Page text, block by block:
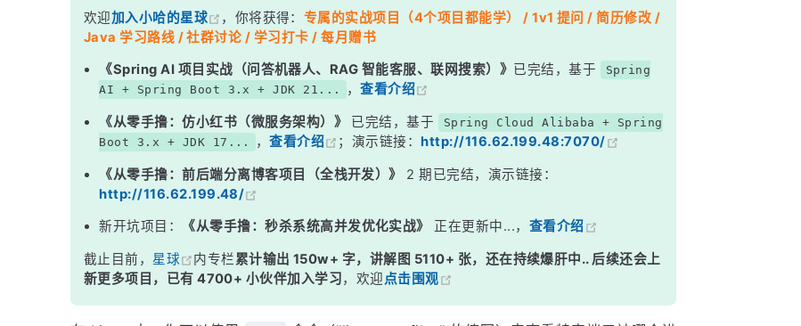
注意事项：
欢迎加入小哈的星球 ，你将获得： 专属的实战项目（4个项目都能学） / 1v1 提问 / 简历修改 /
Java 学习路线 / 社群讨论 / 学习打卡 / 每月赠书
《Spring AI 项目实战（问答机器人、RAG 智能客服、联网搜索）》 已完结，基于
Spring
AI + Spring Boot 3.x + JDK 21...
，查看介绍
《从零手撸：仿小红书（微服务架构）》 已完结，基于
Spring Cloud Alibaba + Spring
Boot 3.x + JDK 17...
，查看介绍 ；演示链接：http://116.62.199.48:7070/
《从零手撸：前后端分离博客项目（全栈开发）》
2 期已完结，演示链接：
http://116.62.199.48/
新开坑项目： 《从零手撸：秒杀系统高并发优化实战》 正在更新中...， 查看介绍
截止目前， 星球 内专栏累计输出 150w+ 字，讲解图 5110+ 张，还在持续爆肝中.. 后续还会上
新更多项目，已有 4700+ 小伙伴加入学习，欢迎点击围观